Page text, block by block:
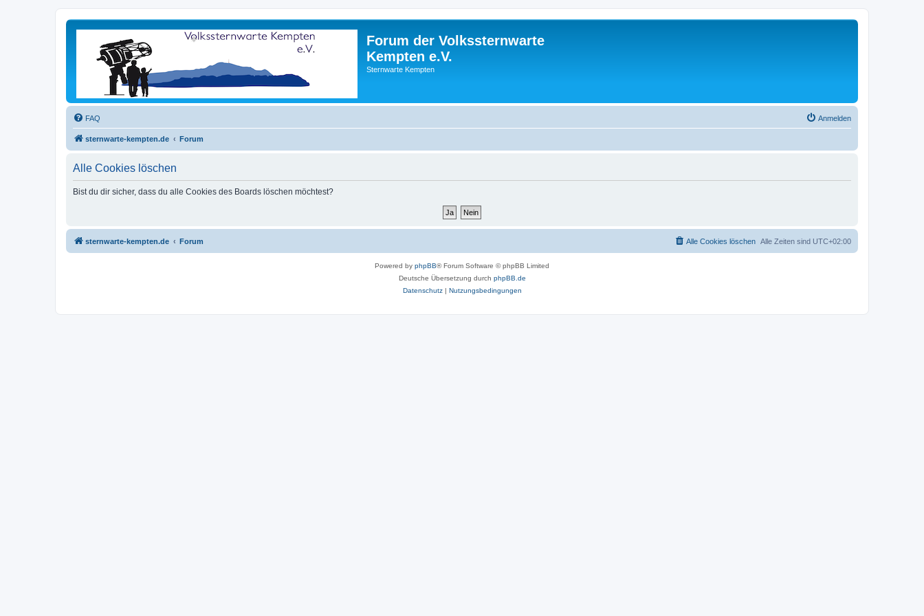
Forum der Volkssternwarte
Kempten e.V.
Sternwarte Kempten
FAQ Anmelden
sternwarte-kempten.de Forum
Alle Cookies löschen
Bist du dir sicher, dass du alle Cookies des Boards löschen möchtest?
sternwarte-kempten.de Forum Alle Zeiten sind UTC+02:00
Alle Cookies löschen
Powered by phpBB® Forum Software © phpBB Limited
Deutsche Übersetzung durch phpBB.de
Datenschutz| Nutzungsbedingungen